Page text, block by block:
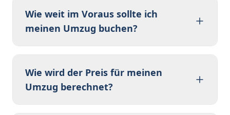
Wie weit im Voraus sollte ich
meinen Umzug buchen?
Wie wird der Preis für meinen
Umzug berechnet?